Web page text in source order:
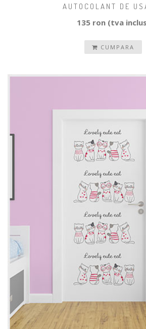
AUTOCOLANT DE
135 ron (tva
CUMPARA